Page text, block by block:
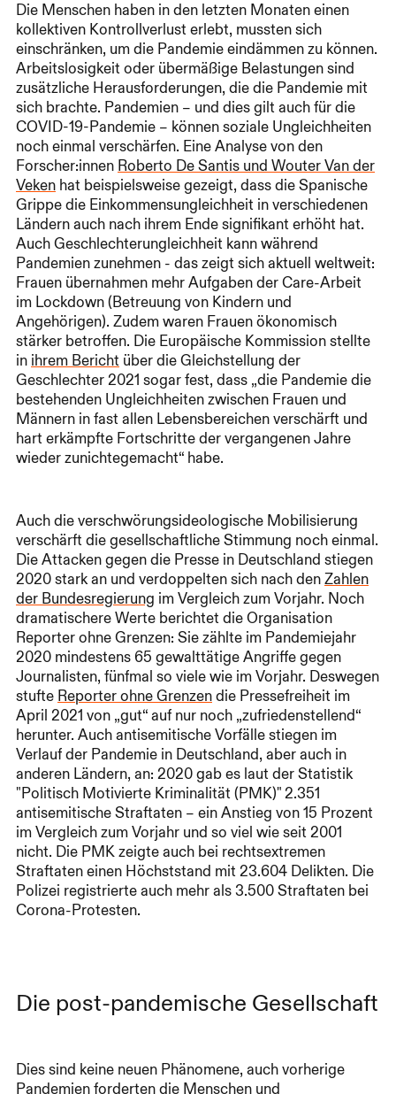
Die Menschen haben in den letzten Monaten einen
kollektiven Kontrollverlust erlebt, mussten sich
einschränken, um die Pandemie eindämmen zu können.
Arbeitslosigkeit oder übermäßige Belastungen sind
zusätzliche Herausforderungen, die die Pandemie mit
sich brachte. Pandemien – und dies gilt auch für die
COVID-19-Pandemie – können soziale Ungleichheiten
noch einmal verschärfen. Eine Analyse von den
Forscher:innen Roberto De Santis und Wouter Van der
Veken hat beispielsweise gezeigt, dass die Spanische
Grippe die Einkommensungleichheit in verschiedenen
Ländern auch nach ihrem Ende signifikant erhöht hat.
Auch Geschlechterungleichheit kann während
Pandemien zunehmen - das zeigt sich aktuell weltweit:
Frauen übernahmen mehr Aufgaben der Care-Arbeit
im Lockdown (Betreuung von Kindern und
Angehörigen). Zudem waren Frauen ökonomisch
stärker betroffen. Die Europäische Kommission stellte
in ihrem Bericht über die Gleichstellung der
Geschlechter 2021 sogar fest, dass „die Pandemie die
bestehenden Ungleichheiten zwischen Frauen und
Männern in fast allen Lebensbereichen verschärft und
hart erkämpfte Fortschritte der vergangenen Jahre
wieder zunichtegemacht“ habe.
Auch die verschwörungsideologische Mobilisierung
verschärft die gesellschaftliche Stimmung noch einmal.
Die Attacken gegen die Presse in Deutschland stiegen
2020 stark an und verdoppelten sich nach denZahlen
der Bundesregierung im Vergleich zum Vorjahr. Noch
dramatischere Werte berichtet die Organisation
Reporter ohne Grenzen: Sie zählte im Pandemiejahr
2020 mindestens 65 gewalttätige Angriffe gegen
Journalisten, fünfmal so viele wie im Vorjahr. Deswegen
stufte Reporter ohne Grenzendie Pressefreiheit im
April 2021 von „gut“ auf nur noch „zufriedenstellend“
herunter. Auch antisemitische Vorfälle stiegen im
Verlauf der Pandemie in Deutschland, aber auch in
anderen Ländern, an: 2020 gab es laut der Statistik
"Politisch Motivierte Kriminalität (PMK)" 2.351
antisemitische Straftaten – ein Anstieg von 15 Prozent
im Vergleich zum Vorjahr und so viel wie seit 2001
nicht. Die PMK zeigte auch bei rechtsextremen
Straftaten einen Höchststand mit 23.604 Delikten. Die
Polizei registrierte auch mehr als 3.500 Straftaten bei
Corona-Protesten.
Die post-pandemische Gesellschaft
Dies sind keine neuen Phänomene, auch vorherige
Pandemien forderten die Menschen und